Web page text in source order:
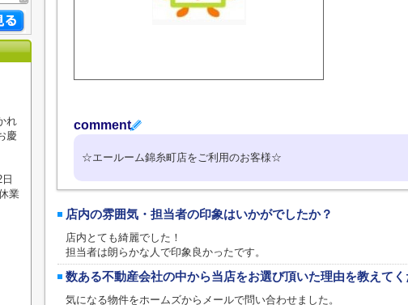
comment
☆エールーム錦糸町店をご利用のお客様☆
店内の雰囲気・担当者の印象はいかがでしたか？
店内とても綺麗でした！
担当者は朗らかな人で印象良かったです。
数ある不動産会社の中から当店をお選び頂いた理由を教えて
気になる物件をホームズからメールで問い合わせました。
れ
慶
業